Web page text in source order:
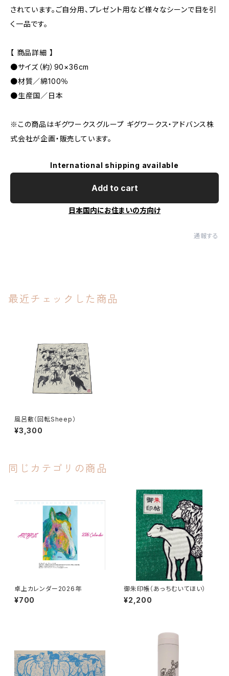
されています。ご自分用、プレゼント用など様々なシーンで目を引
く一品です。
【 商品詳細 】
●サイズ（約）90×36cm
●材質／綿100％
●生産国／日本
※この商品はギグワークスグループ ギグワークス・アドバンス株
式会社が企画・販売しています。
International shipping available
Add to cart
日本国内にお住まいの方向け
通報する
最近チェックした商品
風呂敷（回転Sheep）
¥3,300
同じカテゴリの商品
卓上カレンダー2026年
¥700
御朱印帳（あっちむいてほい）
¥2,200